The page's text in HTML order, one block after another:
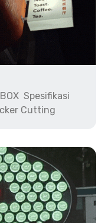
BOX Spesifikasi
Cutting